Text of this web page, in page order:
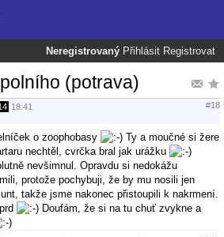
Neregistrovaný Přihlásit Registrovat
(potrava)
18:41 #18
o zoophobasy
Ty a moučné si žere
nechtěl, cvrčka bral jak urážku
nevšimnul. Opravdu si nedokážu
protože pochybuji, že by mu nosili jen
takže jsme nakonec přistoupili k nakrmení.
Doufám, že si na tu chuť zvykne a